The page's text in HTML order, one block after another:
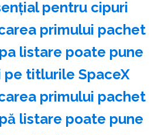
pentru cipuri
primului pachet
listare poate pune
pe titlurile SpaceX
primului pachet
listare poate pune